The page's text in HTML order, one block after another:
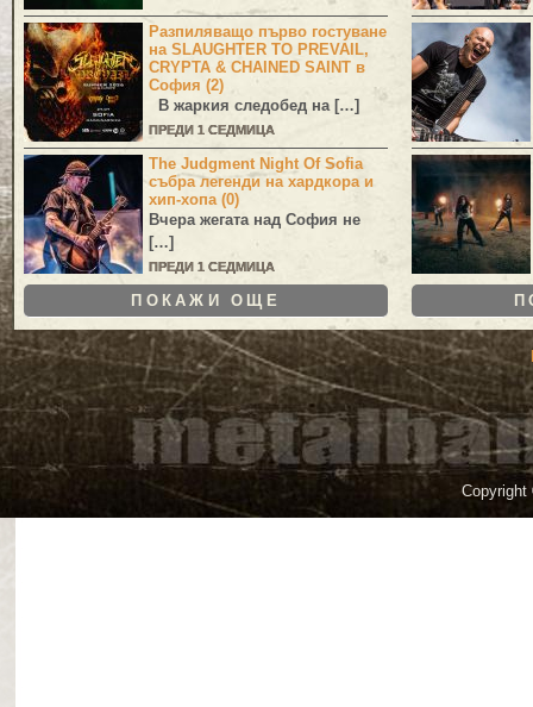
Разпиляващо първо гостуване
на SLAUGHTER TO PREVAIL,
CRYPTA & CHAINED SAINT в
София (2)
В жаркия следобед на […]
ПРЕДИ 1 СЕДМИЦА
The Judgment Night Of Sofia
събра легенди на хардкора и
хип-хопа (0)
Вчера жегата над София не
[…]
ПРЕДИ 1 СЕДМИЦА
ПОКАЖИ ОЩЕ